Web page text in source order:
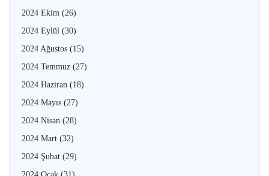
2024 Ekim (26)
2024 Eylül (30)
2024 Ağustos (15)
2024 Temmuz (27)
2024 Haziran (18)
2024 Mayıs (27)
2024 Nisan (28)
2024 Mart (32)
2024 Şubat (29)